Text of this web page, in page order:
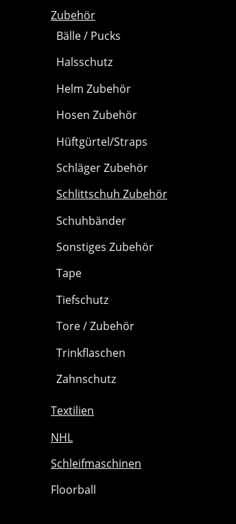
Zubehör
Bälle / Pucks
Halsschutz
Helm Zubehör
Hosen Zubehör
Hüftgürtel/Straps
Schläger Zubehör
Schlittschuh Zubehör
Schuhbänder
Sonstiges Zubehör
Tape
Tiefschutz
Tore / Zubehör
Trinkflaschen
Zahnschutz
Textilien
NHL
Schleifmaschinen
Floorball